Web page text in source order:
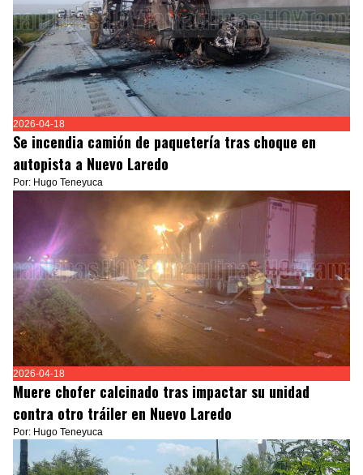
2026-04-18
Se incendia camión de paquetería tras choque en
autopista a Nuevo Laredo
Por: Hugo Teneyuca
2026-04-18
Muere chofer calcinado tras impactar su unidad
contra otro tráiler en Nuevo Laredo
Por: Hugo Teneyuca